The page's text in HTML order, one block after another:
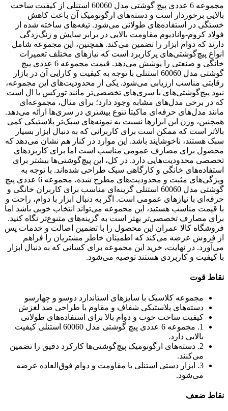
مجموعه 6 عددی پیچ گوشتی مدل 60060 استنلی از کیفیت ساخت
بالایی برخوردار است و دسته‌های ارگونومیک آن باعث کاهش
خستگی در استفاده‌های طولانی می‌شود. تیغه‌های ساخته شده از
فولاد کروم-وانادیوم مقاومت بالایی در برابر سایش و زنگ‌زدگی
دارند که دوام ابزار را تضمین می‌کند. همچنین، این مجموعه شامل
انواع پیچ‌گوشتی‌های پرکاربرد است که نیازهای مختلف تعمیرات
خانگی و صنعتی را پوشش می‌دهد. قیمت مجموعه 6 عددی پیچ
گوشتی مدل 60060 استنلی با توجه به کیفیت و کارایی آن در بازار
رقابتی مناسب ارزیابی می‌شود. یکی از محدودیت‌های این مجموعه،
نبود پیچ‌گوشتی‌های با سری‌های تخصصی‌تر مانند تورکس یا ال است
که در برخی مدل‌های مشابه وجود دارد؛ برای مثال، مجموعه‌ای
مانند مدل‌های حرفه‌ای ماکیتا تنوع بیشتری در سری‌ها ارائه می‌دهد.
همچنین، وزن این ابزارها نسبت به نمونه‌های سبک‌تر پلاستیکی کمی
بالاتر است که ممکن است برای کاربرانی که به دنبال ابزار بسیار
سبک هستند، ناخوشایند باشد. این موارد در کنار هم نشان می‌دهد که
محصول برای مصارف عمومی مناسب است اما برای کاربردهای
تخصصی محدودیت‌هایی دارد. در کل، این پیچ‌گوشتی‌ها بیشتر برای
استفاده‌های خانگی و کارگاهی سبک طراحی شده‌اند. با توجه به
ویژگی‌های مثبت و محدودیت‌های مطرح شده، مجموعه 6 عددی پیچ
گوشتی مدل 60060 استنلی گزینه‌ای مناسب برای کاربران خانگی و
حرفه‌ای با نیازهای عمومی است. اگر به دنبال ابزار با دوام، راحت و
با قیمت مناسب هستید، این مجموعه می‌تواند انتخاب خوبی باشد اما
برای مصارف تخصصی‌تر بهتر است به گزینه‌های متنوع‌تر نگاه کنید.
فروشگاه کالا عمران این محصول را با تضمین اصالت و خدمات پس
از فروش عرضه می‌کند که اطمینان خاطر مشتریان را فراهم
می‌آورد. در نهایت، خرید این مجموعه برای کسانی که به دنبال ابزار
با کیفیت و کاربردی هستند توصیه می‌شود.
نقاط قوت
مجموعه کلاسیک با سایزهای استاندارد دوسو و چهارسو
دسته‌های پلاستیکی شفاف و مقاوم با طراحی ضد لغزش
کیفیت ساخت خوب و دوام بالا برای استفاده‌های طولانی
1. مجموعه 6 عددی پیچ گوشتی مدل 60060 استنلی کیفیت
بالایی دارد.
2. دسته‌های ارگونومیک پیچ‌گوشتی‌ها کارکرد دقیق را تضمین
می‌کنند.
3. ابزار دستی استنلی با مقاومت و دوام فوق‌العاده عرضه
می‌شود.
نقاط ضعف